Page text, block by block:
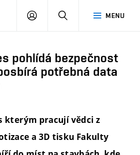
MENU
PŘIHLÁSIT
pohlídá bezpečnost
potřebná data
kterým pracují vědci z
a 3D tisku Fakulty